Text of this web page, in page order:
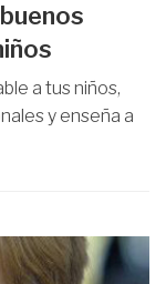
a tus niños,
y enseña a